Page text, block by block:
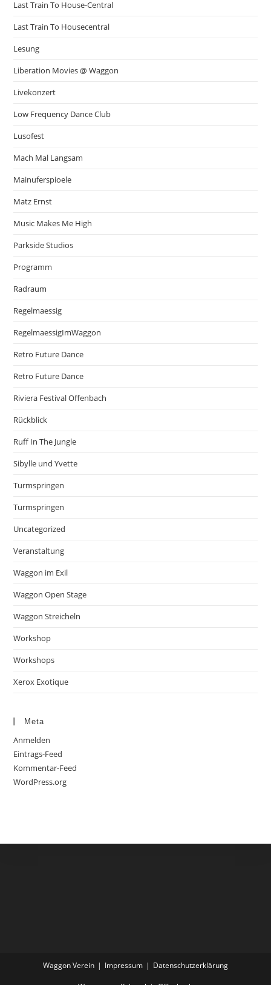
Last Train To House-Central
Last Train To Housecentral
Lesung
Liberation Movies @ Waggon
Livekonzert
Low Frequency Dance Club
Lusofest
Mach Mal Langsam
Mainuferspioele
Matz Ernst
Music Makes Me High
Parkside Studios
Programm
Radraum
Regelmaessig
RegelmaessigImWaggon
Retro Future Dance
Retro Future Dance
Riviera Festival Offenbach
Rückblick
Ruff In The Jungle
Sibylle und Yvette
Turmspringen
Turmspringen
Uncategorized
Veranstaltung
Waggon im Exil
Waggon Open Stage
Waggon Streicheln
Workshop
Workshops
Xerox Exotique
Meta
Anmelden
Eintrags-Feed
Kommentar-Feed
WordPress.org
Waggon Verein Impressum Datenschutzerklärung